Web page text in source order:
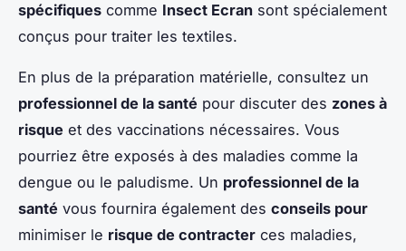
spécifiques comme Insect Ecran sont spécialement
conçus pour traiter les textiles.
En plus de la préparation matérielle, consultez un
professionnel de la santé pour discuter des zones à
risque et des vaccinations nécessaires. Vous
pourriez être exposés à des maladies comme la
dengue ou le paludisme. Un professionnel de la
santé vous fournira également des conseils pour
minimiser le risque de contracter ces maladies,